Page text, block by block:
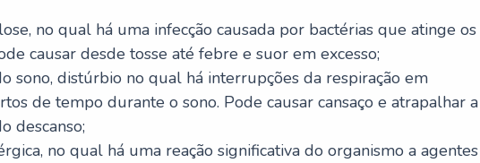
no qual há uma infecção causada por bactérias que atinge os
causar desde tosse até febre e suor em excesso;
sono, distúrbio no qual há interrupções da respiração em
de tempo durante o sono. Pode causar cansaço e atrapalhar a
descanso;
no qual há uma reação significativa do organismo a agentes